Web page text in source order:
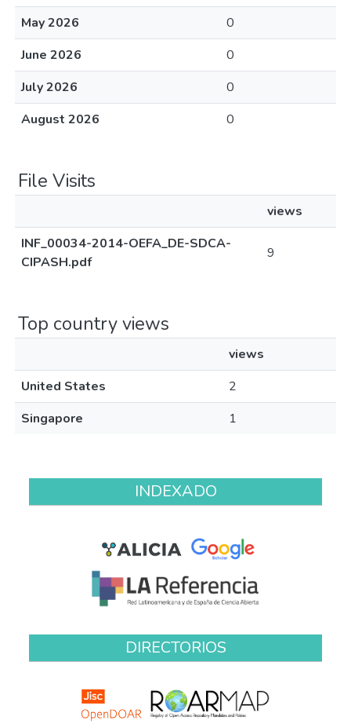
May 2026
0
June 2026
0
July 2026
0
August 2026
0
File Visits
views
INF_00034-2014-OEFA_DE-SDCA-
CIPASH.pdf
9
Top country views
views
United States
2
Singapore
1
INDEXADO
DIRECTORIOS